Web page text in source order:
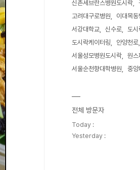
신촌세브란스병원도시락
고려대구로병원
이대목동
서강대학교
신수로 도시
도시락케이터링
안양천로
서울성모병원도시락
원스
서울순천향대학병원
중앙
전체 방문자
Today :
Yesterday :